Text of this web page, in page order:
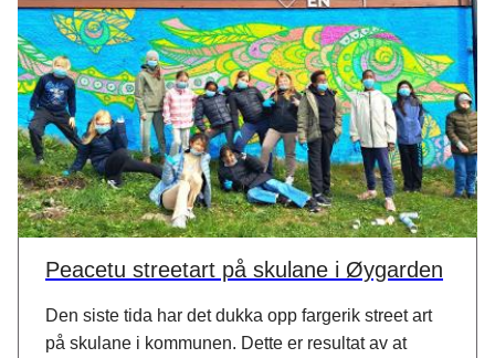
Peacetu streetart på skulane i Øygarden
Den siste tida har det dukka opp fargerik street art
på skulane i kommunen. Dette er resultat av at